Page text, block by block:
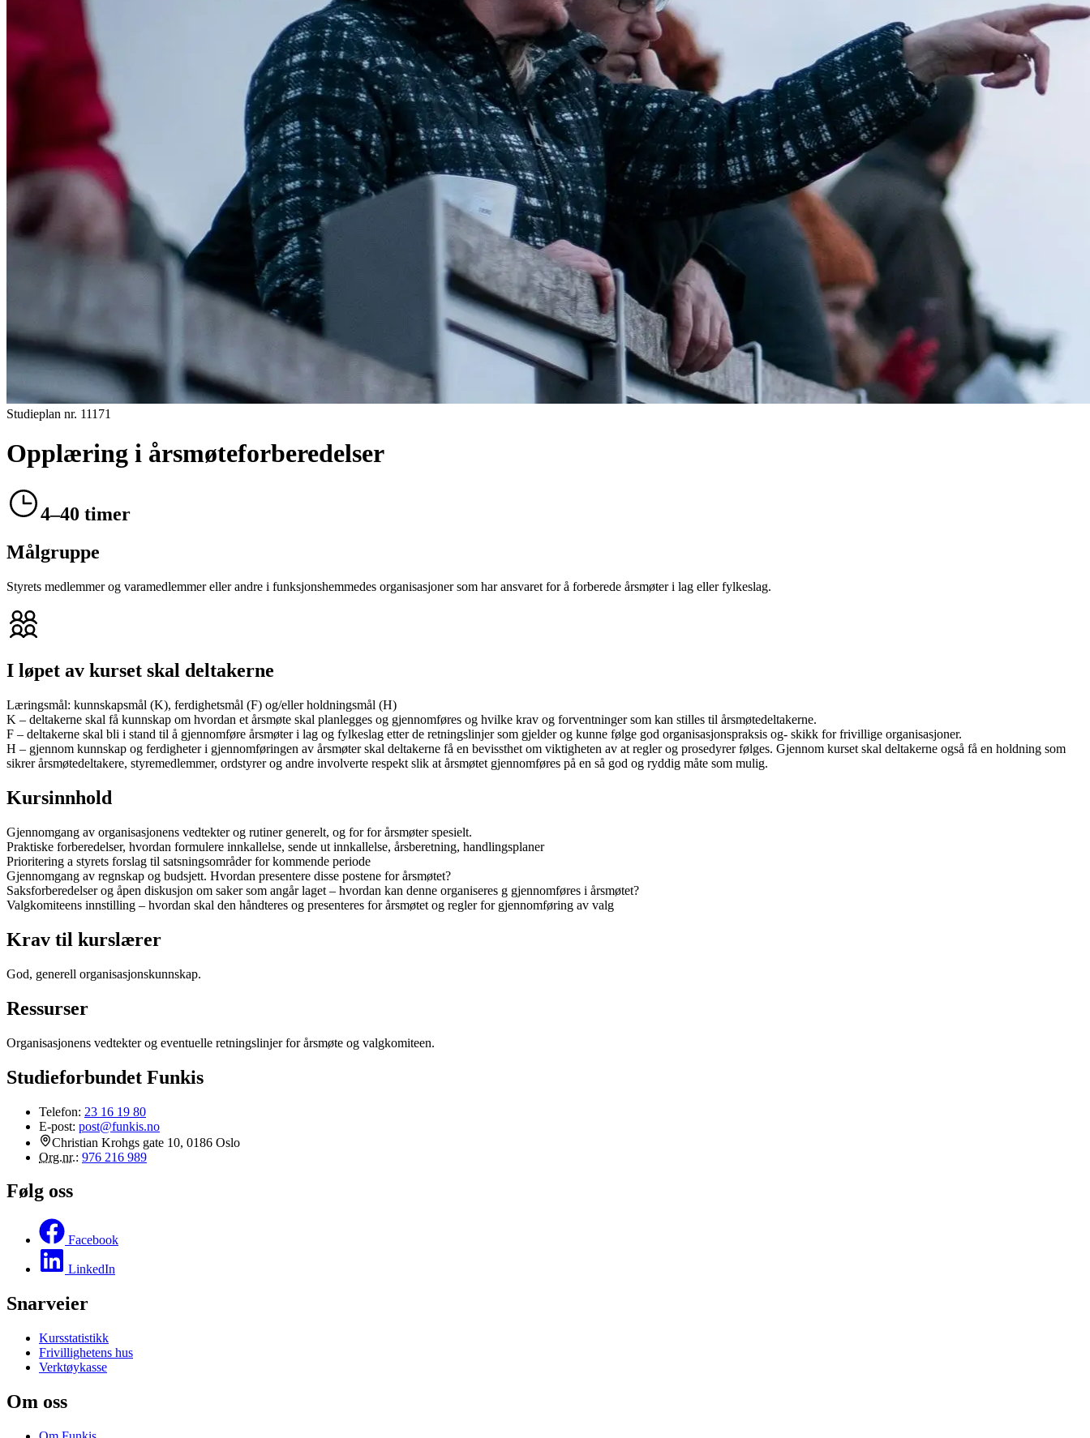
Studieplan nr. 11171
Opplæring i årsmøteforberedelser
4–40 timer
Målgruppe
Styrets medlemmer og varamedlemmer eller andre i funksjonshemmedes organisasjoner som har ansvaret for å forberede årsmøter i lag eller fylkeslag.
I løpet av kurset skal deltakerne
Læringsmål: kunnskapsmål (K), ferdighetsmål (F) og/eller holdningsmål (H)
K – deltakerne skal få kunnskap om hvordan et årsmøte skal planlegges og gjennomføres og hvilke krav og forventninger som kan stilles til årsmøtedeltakerne.
F – deltakerne skal bli i stand til å gjennomføre årsmøter i lag og fylkeslag etter de retningslinjer som gjelder og kunne følge god organisasjonspraksis og- skikk for frivillige organisasjoner.
H – gjennom kunnskap og ferdigheter i gjennomføringen av årsmøter skal deltakerne få en bevissthet om viktigheten av at regler og prosedyrer følges. Gjennom kurset skal deltakerne også få en holdning som
sikrer årsmøtedeltakere, styremedlemmer, ordstyrer og andre involverte respekt slik at årsmøtet gjennomføres på en så god og ryddig måte som mulig.
Kursinnhold
Gjennomgang av organisasjonens vedtekter og rutiner generelt, og for for årsmøter spesielt.
Praktiske forberedelser, hvordan formulere innkallelse, sende ut innkallelse, årsberetning, handlingsplaner
Prioritering a styrets forslag til satsningsområder for kommende periode
Gjennomgang av regnskap og budsjett. Hvordan presentere disse postene for årsmøtet?
Saksforberedelser og åpen diskusjon om saker som angår laget – hvordan kan denne organiseres g gjennomføres i årsmøtet?
Valgkomiteens innstilling – hvordan skal den håndteres og presenteres for årsmøtet og regler for gjennomføring av valg
Krav til kurslærer
God, generell organisasjonskunnskap.
Ressurser
Organisasjonens vedtekter og eventuelle retningslinjer for årsmøte og valgkomiteen.
Studieforbundet Funkis
Telefon: 23 16 19 80
E-post: post@funkis.no
Christian Krohgs gate 10, 0186 Oslo
Org.nr.: 976 216 989
Følg oss
Facebook
LinkedIn
Snarveier
Kursstatistikk
Frivillighetens hus
Verktøykasse
Om oss